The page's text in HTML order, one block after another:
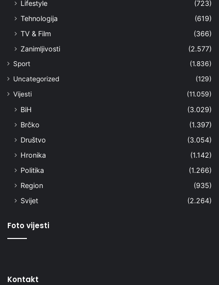
Lifestyle
(723)
Tehnologija
(619)
TV & Film
(366)
Zanimljivosti
(2.577)
Sport
(1.836)
Uncategorized
(129)
Vijesti
(11.059)
BiH
(3.029)
Brčko
(1.397)
Društvo
(3.054)
Hronika
(1.142)
Politika
(1.266)
Region
(935)
Svijet
(2.264)
Foto vijesti
Kontakt